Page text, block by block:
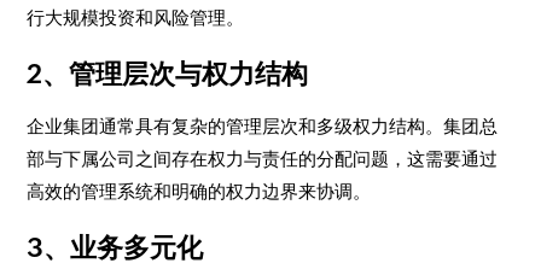
行大规模投资和风险管理。
2、管理层次与权力结构
企业集团通常具有复杂的管理层次和多级权力结构。集团总
部与下属公司之间存在权力与责任的分配问题，这需要通过
高效的管理系统和明确的权力边界来协调。
3、业务多元化